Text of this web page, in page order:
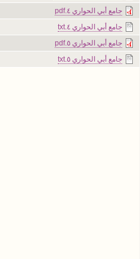
جامع أبي الحواري ٤.pdf
جامع أبي الحواري ٤.txt
جامع أبي الحواري ٥.pdf
جامع أبي الحواري ٥.txt